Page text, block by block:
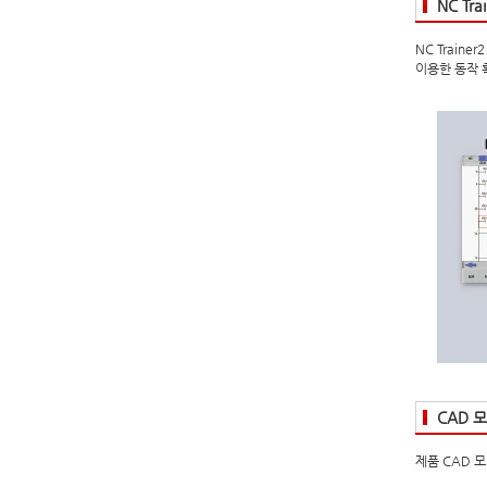
NC
NC Trainer2
이용한 동작
CAD
제품 CAD 모